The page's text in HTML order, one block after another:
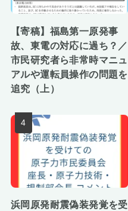
【寄稿】福島第一原発事
故、東電の対応に過ち？／
市民研究者ら非常時マニュ
アルや運転員操作の問題を
追究（上）
浜岡原発耐震偽装発覚を受